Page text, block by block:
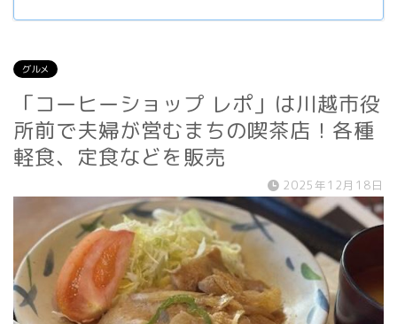
グルメ
「コーヒーショップ レポ」は川越市役
所前で夫婦が営むまちの喫茶店！各種
軽食、定食などを販売
2025年12月18日